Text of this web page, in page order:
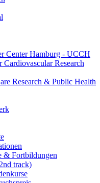
Center Hamburg - UCCH
Research
Research & Public Health
& Fortbildungen
track)